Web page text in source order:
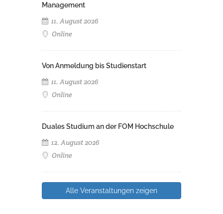
Management
11. August 2026
Online
Von Anmeldung bis Studienstart
11. August 2026
Online
Duales Studium an der FOM Hochschule
12. August 2026
Online
Alle Veranstaltungen zeigen